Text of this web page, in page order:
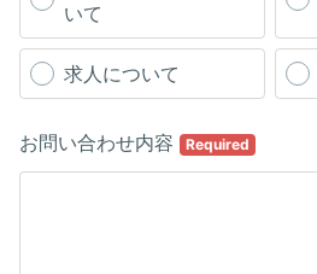
いて
求人について
お問い合わせ内容 Required